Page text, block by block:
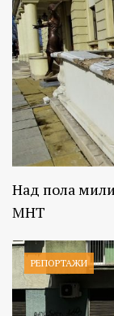
Над пола
МНТ
РЕПОРТАЖИ